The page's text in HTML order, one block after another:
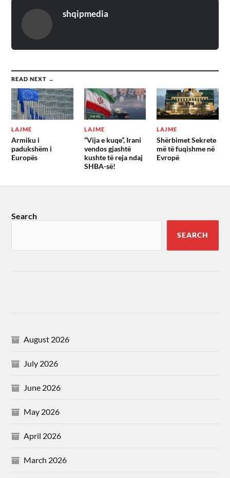
shqipmedia
READ NEXT →
LAJME
Armiku i
padukshëm i
Europës
LAJME
“Vija e kuqe”, Irani
vendos gjashtë
kushte të reja ndaj
SHBA-së!
LAJME
Shërbimet Sekrete
më të fuqishme në
Evropë
Search
SEARCH
August 2026
July 2026
June 2026
May 2026
April 2026
March 2026